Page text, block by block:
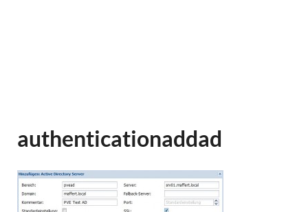
authenticationaddad